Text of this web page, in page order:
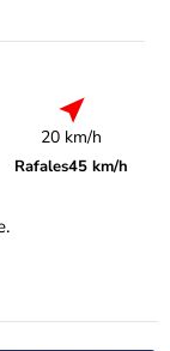
20 km/h
Rafales45 km/h